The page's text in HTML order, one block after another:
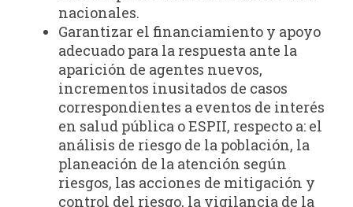
nacionales.
Garantizar el financiamiento y apoyo
adecuado para la respuesta ante la
aparición de agentes nuevos,
incrementos inusitados de casos
correspondientes a eventos de interés
en salud pública o ESPII, respecto a: el
análisis de riesgo de la población, la
planeación de la atención según
riesgos, las acciones de mitigación y
control del riesgo, la vigilancia de la